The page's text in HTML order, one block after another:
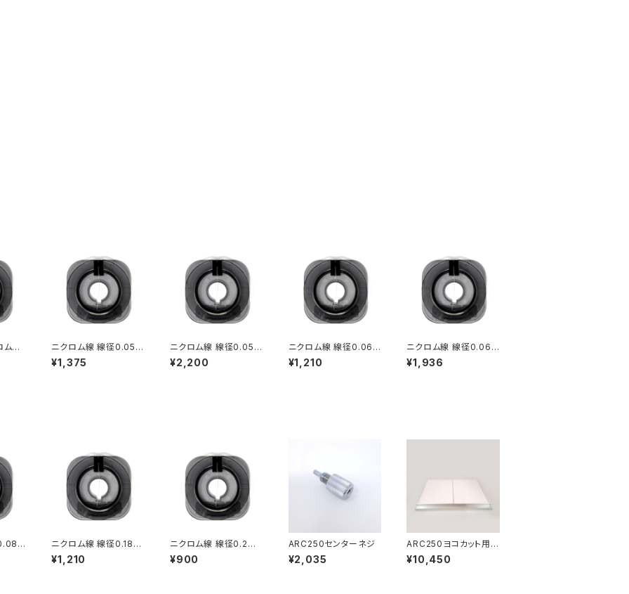
線
ニクロム線 線径0.05m
m 長さ20ｍ
¥1,375
ニクロム線 線径0.05m
m 長さ40m
¥2,200
ニクロム線 線径0.06m
m 長さ20ｍ
¥1,210
ニクロム線 線径0.06m
m 長さ40ｍ
¥1,936
ニクロム線 線径0.18m
m 長さ20ｍ
¥1,210
ニクロム線 線径0.2m
m 長さ20ｍ
¥900
ARC250センターネジ
¥2,035
ARC250ヨコカット用ガ
イド
¥10,450